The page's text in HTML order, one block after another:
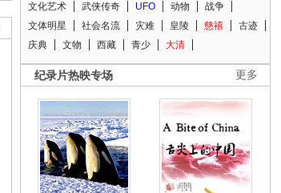
文化艺术
武侠传奇 UFO 动物
战争
文体明星
社会名流 灾难 皇陵 慈禧
古迹
庆典
文物 西藏 青少 大清
更多
纪录片热映专场